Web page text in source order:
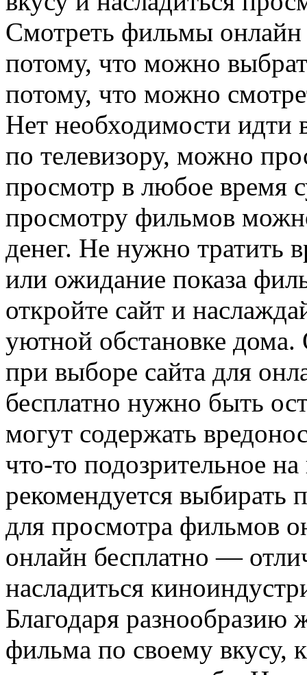
Смотреть фильмы онлайн
потому, что можно
потому, что можно
Нет необходимости идти
по телевизору, можно
просмотр в любое время
просмотру фильмов
денег. Не нужно тратить
или ожидание показа
откройте сайт и
уютной обстановке
при выборе сайта для
бесплатно нужно быть
могут содержать
что-то подозрительное
рекомендуется
для просмотра фильмов
онлайн бесплатно —
насладиться
Благодаря
фильма по своему вкусу,